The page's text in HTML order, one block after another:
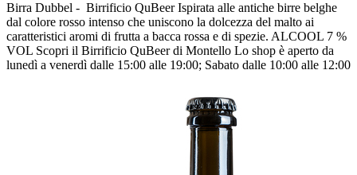
Birra Dubbel - Birrificio QuBeer Ispirata alle antiche birre belghe
dal colore rosso intenso che uniscono la dolcezza del malto ai
caratteristici aromi di frutta a bacca rossa e di spezie. ALCOOL 7 %
VOL Scopri il Birrificio QuBeer di Montello Lo shop è aperto da
lunedì a venerdì dalle 15:00 alle 19:00; Sabato dalle 10:00 alle 12:00